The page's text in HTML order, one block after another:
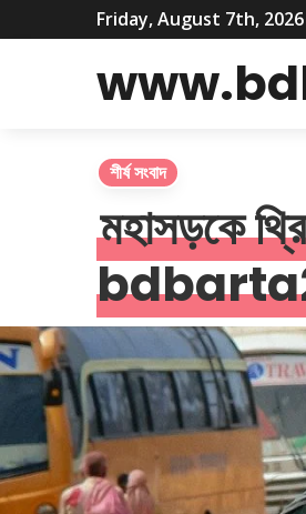
Friday, August 7th, 2026
শীর্ষ সংবাদ
মহাসড়কে